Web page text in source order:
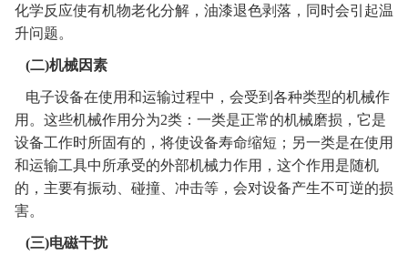
化学反应使有机物老化分解，油漆退色剥落，同时会引起温
升问题。
(二)机械因素
电子设备在使用和运输过程中，会受到各种类型的机械作
用。这些机械作用分为2类：一类是正常的机械磨损，它是
设备工作时所固有的，将使设备寿命缩短；另一类是在使用
和运输工具中所承受的外部机械力作用，这个作用是随机
的，主要有振动、碰撞、冲击等，会对设备产生不可逆的损
害。
(三)电磁干扰